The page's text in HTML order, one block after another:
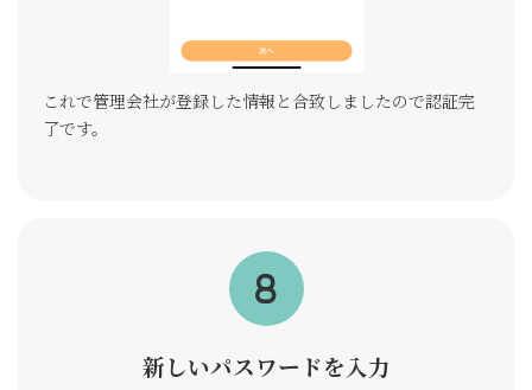
これで管理会社が登録した情報と合致しましたので認証完
了です。
新しいパスワードを入力